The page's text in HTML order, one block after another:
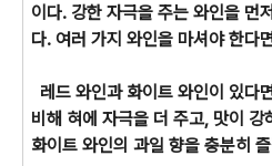
이다. 강한 자극을 주는 와인을 먼
다. 여러 가지 와인을 마셔야 한다
레드 와인과 화이트 와인이 있다
비해 혀에 자극을 더 주고, 맛이
화이트 와인의 과일 향을 충분히